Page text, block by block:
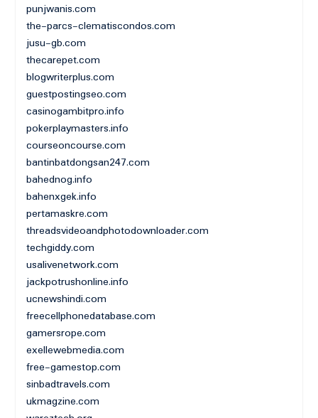
punjwanis.com
the-parcs-clematiscondos.com
jusu-gb.com
thecarepet.com
blogwriterplus.com
guestpostingseo.com
casinogambitpro.info
pokerplaymasters.info
courseoncourse.com
bantinbatdongsan247.com
bahednog.info
bahenxgek.info
pertamaskre.com
threadsvideoandphotodownloader.com
techgiddy.com
usalivenetwork.com
jackpotrushonline.info
ucnewshindi.com
freecellphonedatabase.com
gamersrope.com
exellewebmedia.com
free-gamestop.com
sinbadtravels.com
ukmagzine.com